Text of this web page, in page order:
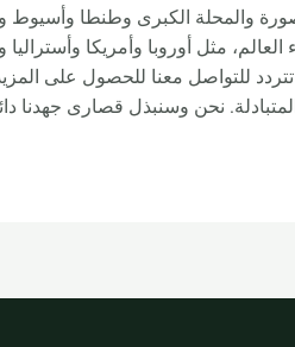
والمحلة الكبرى وطنطا وأسيوط
للتواصل معنا للحصول على
نحن وسنبذل قصارى جهدنا